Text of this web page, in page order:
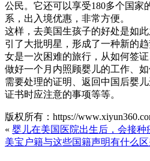
公民。它还可以享受180多个国家
系，出入境优惠，非常方便。
这样，去美国生孩子的好处是如
引了大批明星，形成了一种新的
女是一次困难的旅行，从如何签
做好一个月内照顾婴儿的工作、
需要处理的证明、返回中国后婴
证书时应注意的事项等等。
版权所有：https://
« 婴儿在美国医院出生后，会接种
美宝户籍与这些国籍声明有什么区